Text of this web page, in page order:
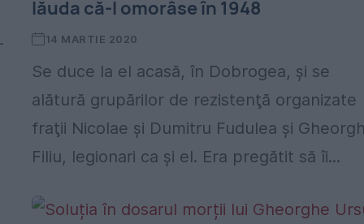
lăuda că-l omorâse în 1948
14 MARTIE 2020
Se duce la el acasă, în Dobrogea, şi se
alătură grupărilor de rezistenţă organizate
fraţii Nicolae şi Dumitru Fudulea şi
Filiu, legionari ca şi el. Era pregătit să îi...